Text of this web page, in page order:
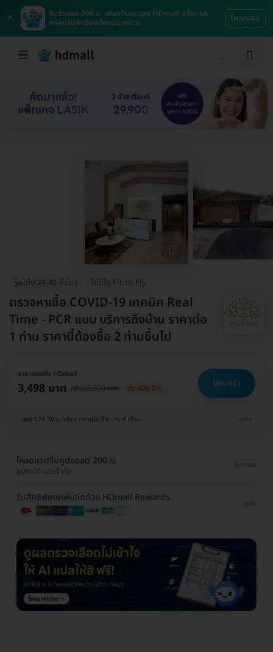
×
รับส่วนลด 200 บ. เพียงโหลดแอป HDmall ครั้งแรก
พร้อมรับสิทธิประโยชน์มากมาย
โหลดเลย
รู้ผลใน 24-48 ชั่วโมง ไม่มีใบ Fit-to-Fly
ตรวจหาเชื้อ COVID-19 เทคนิค Real
Time - PCR แบบ บริการถึงบ้าน ราคาต่อ
1 ท่าน ราคานี้ต้องซื้อ 2 ท่านขึ้นไป
ราคาจองกับ HDmall
3,498 บาท /ท่าน3,500 บาท ประหยัด 0% ใส่ตะกร้า
ผ่อน 874.50 บ./เดือน ดอกเบี้ย 0% นาน 4 เดือน ขยาย
โหลดแอปรับคูปองลด 200 บ.
คูปองมีจำนวนจำกัด
โหลดเลย
รับสิทธิพิเศษเพิ่มอีกด้วย HDmall Rewards
ดูเพิ่ม